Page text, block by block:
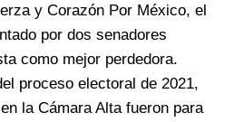
y Corazón Por México, el
por dos senadores
como mejor perdedora.
proceso electoral de 2021,
la Cámara Alta fueron para